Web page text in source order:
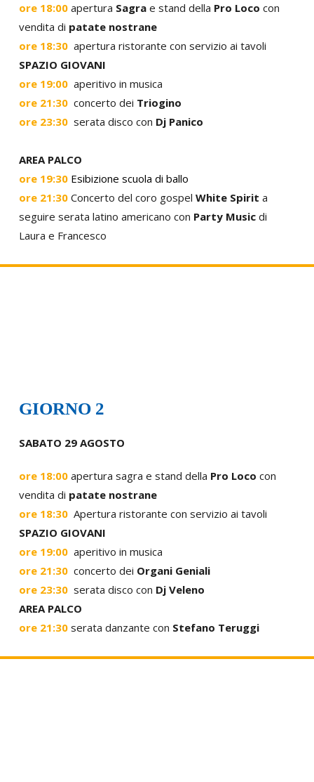
ore 18:00apertura Sagrae stand della Pro Loco con
vendita di patate nostrane
ore 18:30 apertura ristorante con servizio ai tavoli
SPAZIO GIOVANI
ore 19:00 aperitivo in musica
ore 21:30 concerto dei Triogino
ore 23:30serata disco con Dj Panico
AREA PALCO
ore 19:30 Esibizione scuola di ballo
ore 21:30 Concerto del coro gospel White Spirit a
seguire serata latino americano con Party Musicdi
Laura e Francesco
GIORNO 2
SABATO 29 AGOSTO
ore 18:00apertura sagra e stand della Pro Loco con
vendita di patate nostrane
ore 18:30 Apertura ristorante con servizio ai tavoli
SPAZIO GIOVANI
ore 19:00 aperitivo in musica
ore 21:30 concerto dei Organi Geniali
ore 23:30serata disco con Dj Veleno
AREA PALCO
ore 21:30serata danzante con Stefano Teruggi